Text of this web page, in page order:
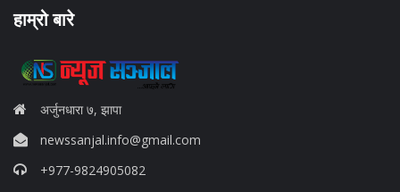
हाम्रो बारे
अर्जुनधारा ७, झापा
newssanjal.info@gmail.com
+977-9824905082